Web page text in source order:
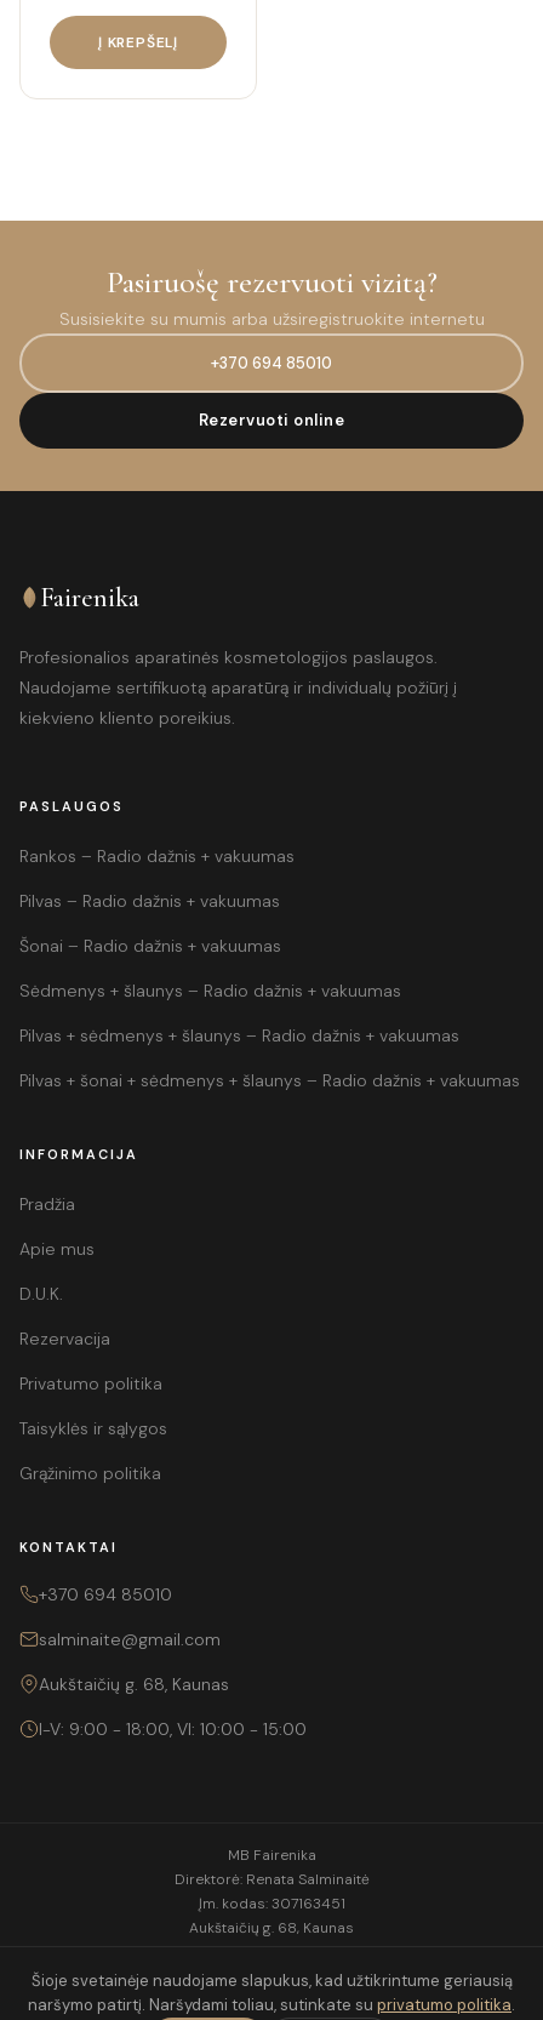
price
was:
15.00 €.
price
is:
10.00 €.
Į KREPŠELĮ
Pasiruošę rezervuoti vizitą?
Susisiekite su mumis arba užsiregistruokite internetu
+370 694 85010
Rezervuoti online
Fairenika
Profesionalios aparatinės kosmetologijos paslaugos.
Naudojame sertifikuotą aparatūrą ir individualų požiūrį į
kiekvieno kliento poreikius.
PASLAUGOS
Rankos – Radio dažnis + vakuumas
Pilvas – Radio dažnis + vakuumas
Šonai – Radio dažnis + vakuumas
Sėdmenys + šlaunys – Radio dažnis + vakuumas
Pilvas + sėdmenys + šlaunys – Radio dažnis + vakuumas
Pilvas + šonai + sėdmenys + šlaunys – Radio dažnis + vakuumas
INFORMACIJA
Pradžia
Apie mus
D.U.K.
Rezervacija
Privatumo politika
Taisyklės ir sąlygos
Grąžinimo politika
KONTAKTAI
+370 694 85010
salminaite@gmail.com
Aukštaičių g. 68, Kaunas
I-V: 9:00 - 18:00, VI: 10:00 - 15:00
MB Fairenika
Direktorė: Renata Salminaitė
Įm. kodas: 307163451
Aukštaičių g. 68, Kaunas
El. p.:salminaite@gmail.com
Šioje svetainėje naudojame slapukus, kad užtikrintume geriausią
naršymo patirtį. Naršydami toliau, sutinkate su privatumo politika.